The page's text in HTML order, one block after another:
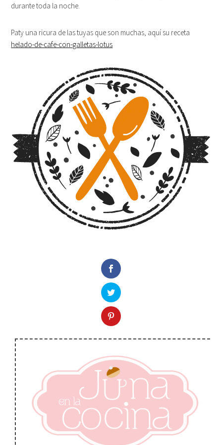
durante toda la noche.
Paty una ricura de las tuyas que son muchas, aquí su receta
helado-de-cafe-con-galletas-lotus